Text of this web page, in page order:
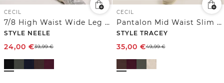
CECIL
7/8 High Waist Wide Leg Pantalon Loose Fit
STYLE NEELE
24,00 €39,99€
CECIL
Pantalon Mid Waist Slim Leg en Casual Fit
STYLE TRACEY
35,00 €49,99€